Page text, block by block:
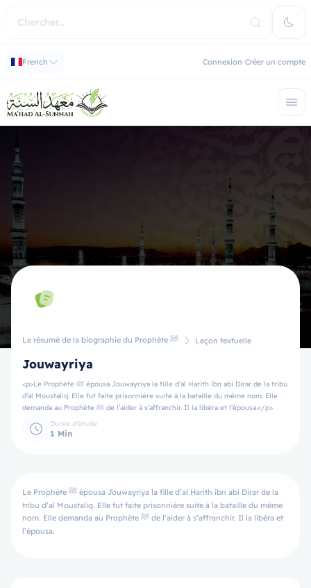
French Connexion Créer un compte
Le résumé de la biographie du Prophète ﷺ Leçon textuelle
Jouwayriya
<p>Le Prophète ﷺ épousa Jouwayriya la fille d’al Harith ibn abi Dirar de la tribu
d’al Moustaliq. Elle fut faite prisonnière suite à la bataille du même nom. Elle
demanda au Prophète ﷺ de l’aider à s’affranchir. Il la libéra et l’épousa.</p>
Durée d'étude
1 Min
Le Prophète ﷺ épousa Jouwayriya la fille d’al Harith ibn abi Dirar de la
tribu d’al Moustaliq. Elle fut faite prisonnière suite à la bataille du même
nom. Elle demanda au Prophète ﷺ de l’aider à s’affranchir. Il la libéra et
l’épousa.